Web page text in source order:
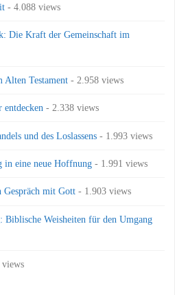
- 4.088 views
Die Kraft der Gemeinschaft im
Alten Testament - 2.958 views
entdecken - 2.338 views
und des Loslassens - 1.993 views
in eine neue Hoffnung - 1.991 views
Gespräch mit Gott - 1.903 views
Biblische Weisheiten für den Umgang